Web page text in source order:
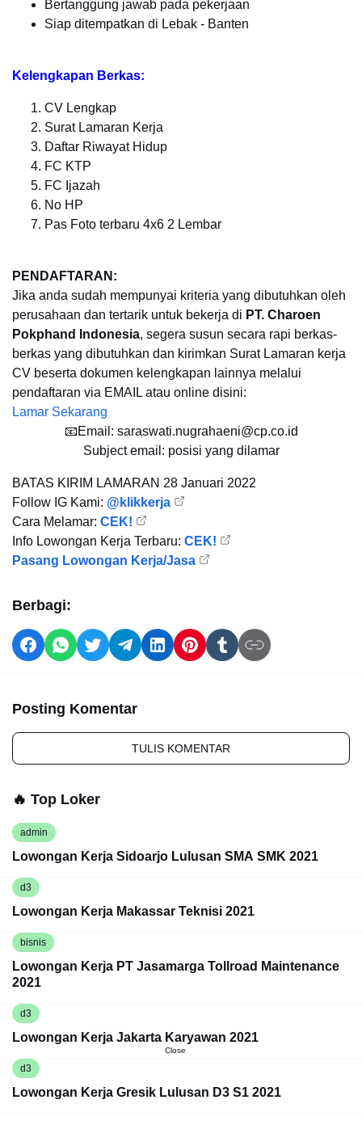
Bertanggung jawab pada pekerjaan
Siap ditempatkan di Lebak - Banten
Kelengkapan Berkas:
CV Lengkap
Surat Lamaran Kerja
Daftar Riwayat Hidup
FC KTP
FC Ijazah
No HP
Pas Foto terbaru 4x6 2 Lembar
PENDAFTARAN:
Jika anda sudah mempunyai kriteria yang dibutuhkan oleh
perusahaan dan tertarik untuk bekerja di PT. Charoen
Pokphand Indonesia, segera susun secara rapi berkas-
berkas yang dibutuhkan dan kirimkan Surat Lamaran kerja
CV beserta dokumen kelengkapan lainnya melalui
pendaftaran via EMAIL atau online disini:
Lamar Sekarang
📧Email: saraswati.nugrahaeni@cp.co.id
Subject email: posisi yang dilamar
BATAS KIRIM LAMARAN 28 Januari 2022
Follow IG Kami: @klikkerja
Cara Melamar: CEK!
Info Lowongan Kerja Terbaru: CEK!
Pasang Lowongan Kerja/Jasa
Berbagi:
Posting Komentar
TULIS KOMENTAR
🔥 Top Loker
admin
Lowongan Kerja Sidoarjo Lulusan SMA SMK 2021
d3
Lowongan Kerja Makassar Teknisi 2021
bisnis
Lowongan Kerja PT Jasamarga Tollroad Maintenance
2021
d3
Lowongan Kerja Jakarta Karyawan 2021
d3
Lowongan Kerja Gresik Lulusan D3 S1 2021
Close